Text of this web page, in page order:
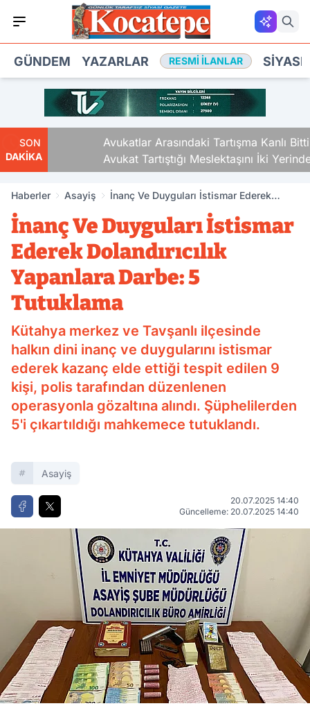
GÜNDEM YAZARLAR RESMI İLANLAR
SON
DAKİKA
Avukatlar Arasındaki Tartışma Kanlı Bitti.
Avukat Tartıştığı Meslektaşını İki Yerinden
Vurdu
Haberler Asayiş
İnanç Ve Duyguları İstismar Ederek
Tutuklama
İnanç Ve Duyguları İstismar
Ederek Dolandırıcılık
Yapanlara Darbe: 5
Tutuklama
Kütahya merkez ve Tavşanlı ilçesinde
halkın dini inanç ve duygularını istismar
ederek kazanç elde ettiği tespit edilen 9
kişi, polis tarafından düzenlenen
operasyonla gözaltına alındı. Şüphelilerden
5'i çıkartıldığı mahkemece tutuklandı.
Asayiş
20.07.2025 14:40
Güncelleme: 20.07.2025 14:40